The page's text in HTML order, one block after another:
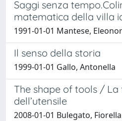
Saggi senza
matematica della villa
1991-01-01 Mantese,
Il senso della storia
1999-01-01 Gallo, Antonella
The shape of tools / La
dell’utensile
2008-01-01 Bulegato, Fiorella